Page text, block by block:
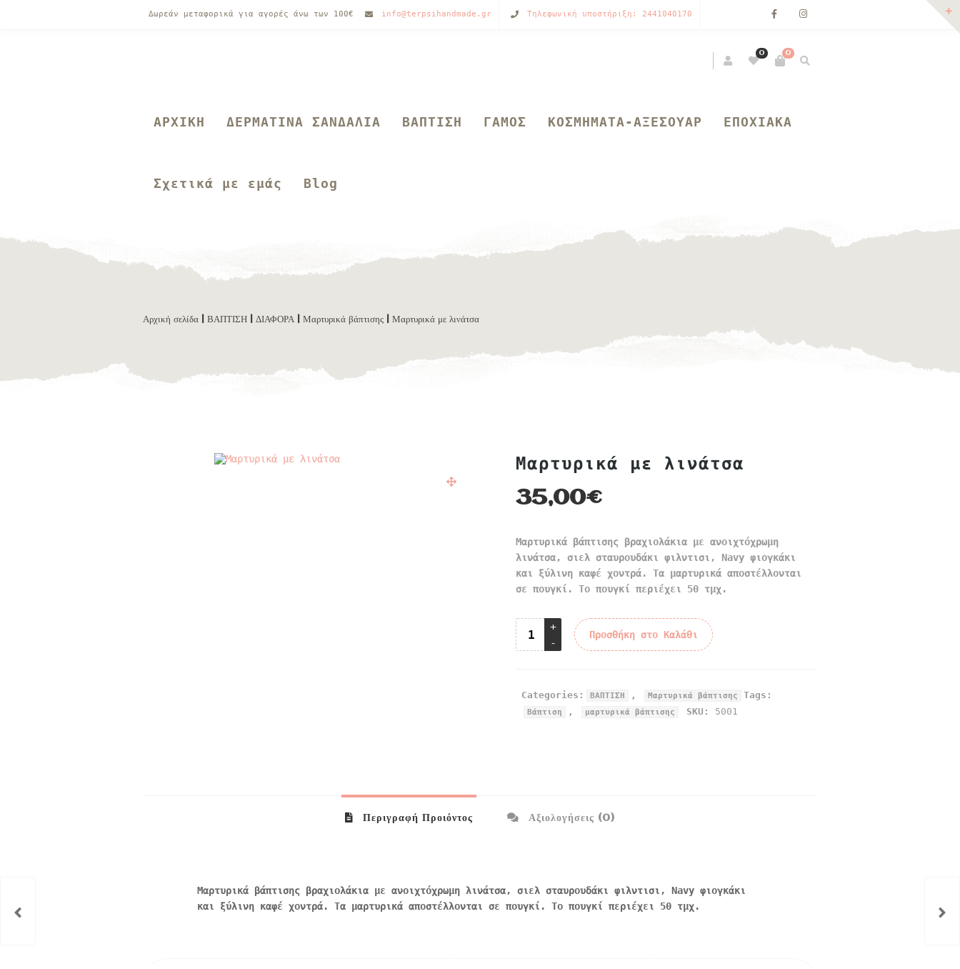
Δωρεάν μεταφορικά για αγορές άνω των 100€ info@terpsihandmade.gr Τηλεφωνική υποστήριξη: 2441040170
0
0
ΑΡΧΙΚΗ ΔΕΡΜΑΤΙΝΑ ΣΑΝΔΑΛΙΑ ΒΑΠΤΙΣΗ ΓΑΜΟΣ ΚΟΣΜΗΜΑΤΑ-ΑΞΕΣΟΥΑΡ ΕΠΟΧΙΑΚΑ
Σχετικά με εμάς Blog
Αρχική σελίδα ΒΑΠΤΙΣΗ ΔΙΑΦΟΡΑ Μαρτυρικά βάπτισης | Μαρτυρικά με λινάτσα
Μαρτυρικά με λινάτσα
35,00€
Μαρτυρικά βάπτισης βραχιολάκια με ανοιχτόχρωμη
λινάτσα, σιελ σταυρουδάκι φιλντισι, Navy φιογκάκι
και ξύλινη καφέ χοντρά. Τα μαρτυρικά αποστέλλονται
σε πουγκί. Το πουγκί περιέχει 50 τμχ.
Προσθήκη στο Καλάθι
Categories: ΒΑΠΤΙΣΗ , Μαρτυρικά βάπτισης Tags:
Βάπτιση , μαρτυρικά βάπτισης SKU: 5001
Περιγραφή Προιόντος Αξιολογήσεις (0)
Μαρτυρικά βάπτισης βραχιολάκια με ανοιχτόχρωμη λινάτσα, σιελ σταυρουδάκι φιλντισι, Navy φιογκάκι
και ξύλινη καφέ χοντρά. Τα μαρτυρικά αποστέλλονται σε πουγκί. Το πουγκί περιέχει 50 τμχ.